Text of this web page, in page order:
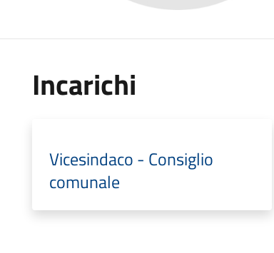
Incarichi
Vicesindaco - Consiglio
comunale